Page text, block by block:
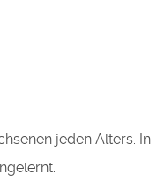
jeden Alters. In